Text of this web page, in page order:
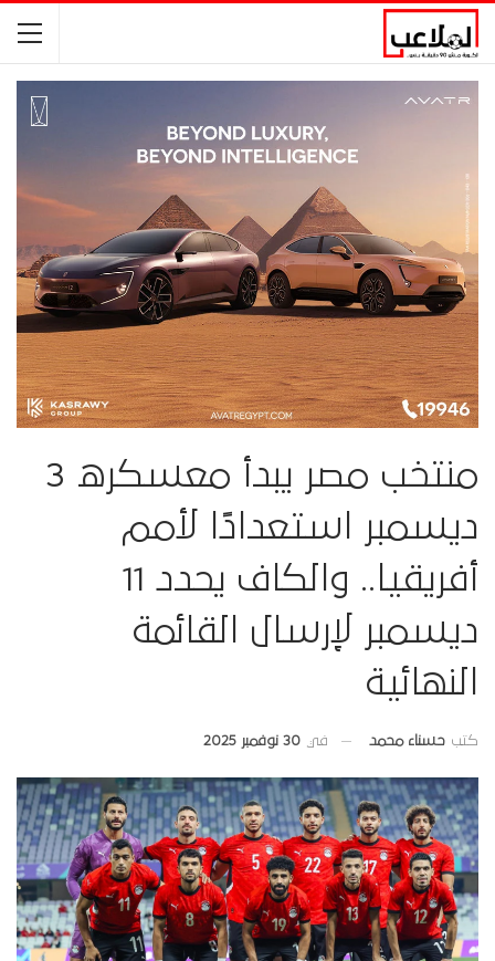
منتخب مصر يبدأ معسكره 3
ديسمبر استعدادًا لأمم
أفريقيا.. والكاف يحدد 11
ديسمبر لإرسال القائمة
النهائية
كتب حسناء محمد في 30 نوفمبر 2025